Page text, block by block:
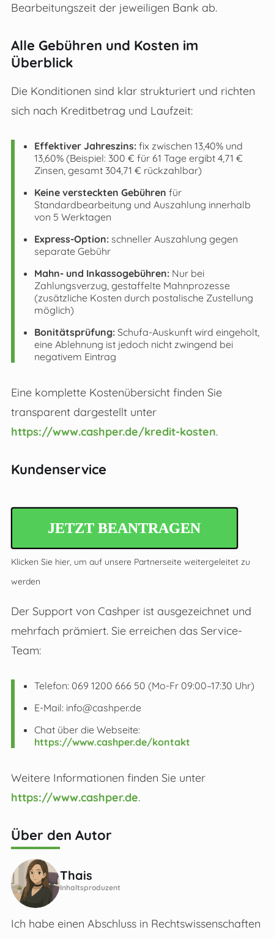
Bearbeitungszeit der jeweiligen Bank ab.
Alle Gebühren und Kosten im
Überblick
Die Konditionen sind klar strukturiert und richten
sich nach Kreditbetrag und Laufzeit:
Effektiver Jahreszins:fix zwischen 13,40% und
13,60% (Beispiel: 300 € für 61 Tage ergibt 4,71 €
Zinsen, gesamt 304,71 € rückzahlbar)
Keine versteckten Gebühren für
Standardbearbeitung und Auszahlung innerhalb
von 5 Werktagen
Express-Option:schneller Auszahlung gegen
separate Gebühr
Mahn- und Inkassogebühren:Nur bei
Zahlungsverzug, gestaffelte Mahnprozesse
(zusätzliche Kosten durch postalische Zustellung
möglich)
Bonitätsprüfung:Schufa-Auskunft wird eingeholt,
eine Ablehnung ist jedoch nicht zwingend bei
negativem Eintrag
Eine komplette Kostenübersicht finden Sie
transparent dargestellt unter
https://www.cashper.de/kredit-kosten.
Kundenservice
JETZT BEANTRAGEN
Klicken Sie hier, um auf unsere Partnerseite weitergeleitet zu
werden
Der Support von Cashper ist ausgezeichnet und
mehrfach prämiert. Sie erreichen das Service-
Team:
Telefon: 069 1200 666 50 (Mo-Fr 09:00–17:30 Uhr)
E-Mail: info@cashper.de
Chat über die Webseite:
https://www.cashper.de/kontakt
Weitere Informationen finden Sie unter
https://www.cashper.de.
Über den Autor
Thais
Inhaltsproduzent
Ich habe einen Abschluss in Rechtswissenschaften